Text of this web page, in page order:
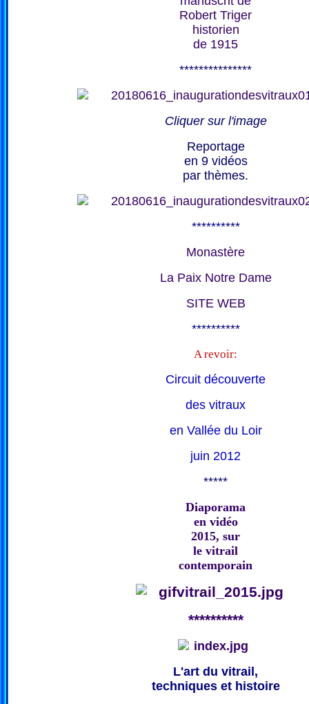
Robert Triger
historien
de 1915
***************
Cliquer sur l'image
Reportage
en 9 vidéos
par thèmes.
**********
Monastère
La Paix Notre Dame
SITE WEB
**********
A revoir:
Circuit découverte
des vitraux
en Vallée du Loir
juin 2012
*****
Diaporama
en vidéo
2015, sur
le vitrail
contemporain
**********
L'art du vitrail,
techniques et histoire